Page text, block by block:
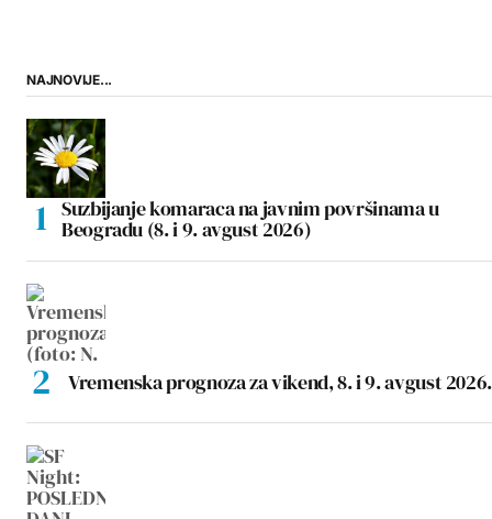
NAJNOVIJE...
Suzbijanje komaraca na javnim površinama u
Beogradu (8. i 9. avgust 2026)
Vremenska prognoza za vikend, 8. i 9. avgust 2026.